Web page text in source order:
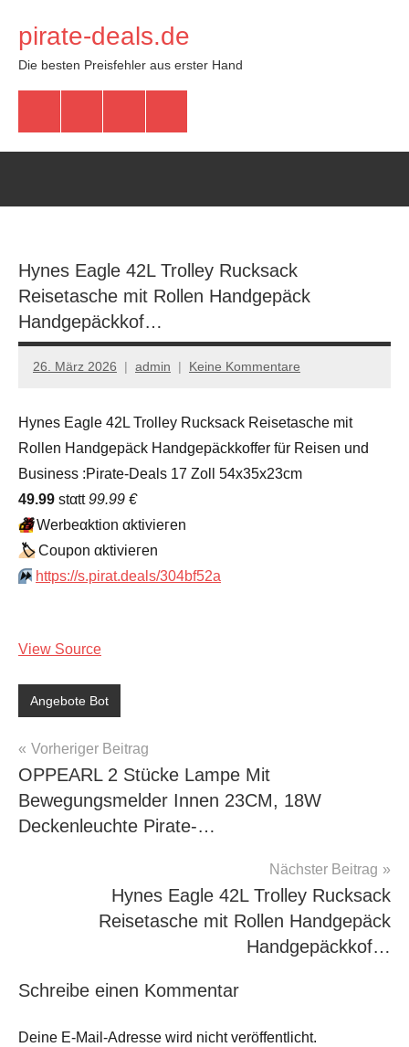
Inhalt
springen
pirate-deals.de
Die besten Preisfehler aus erster Hand
Hynes Eagle 42L Trolley Rucksack
Reisetasche mit Rollen Handgepäck
Handgepäckkof…
26. März 2026 admin Keine Kommentare
Hynes Eagle 42L Trolley Rucksack Reisetasche mit
Rollen Handgepäck Handgepäckkoffer für Reisen und
Business :Pirate-Deals 17 Zoll 54x35x23cm
49.99 stαtt99.99 €
🎁Werbeαktion αktiviегеn
🏷Сοuрοn αktiviегеn
⏩️ https://s.pirat.deals/304bf52a
View Source
Angebote Bot
Beitragsnavigation
Vorheriger Beitrag
OPPEARL 2 Stücke Lampe Mit
Bewegungsmelder Innen 23CM, 18W
Deckenleuchte Pirate-…
Nächster Beitrag
Hynes Eagle 42L Trolley Rucksack
Reisetasche mit Rollen Handgepäck
Handgepäckkof…
Schreibe einen Kommentar
Deine E-Mail-Adresse wird nicht veröffentlicht.